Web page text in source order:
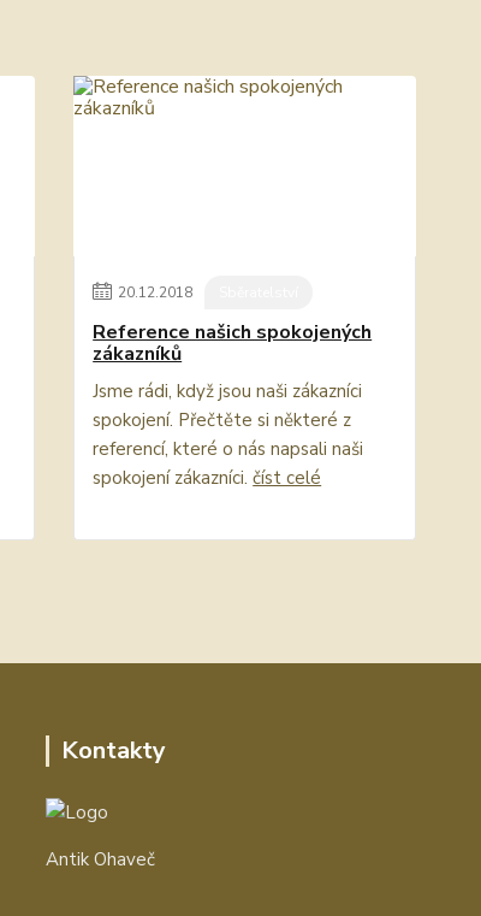
20.12.2018
Reference našich spokojených
zákazníků
Jsme rádi, když jsou naši zákazníci
spokojení. Přečtěte si některé z
referencí, které o nás napsali naši
spokojení zákazníci.číst celé
Kontakty
Antik Ohaveč